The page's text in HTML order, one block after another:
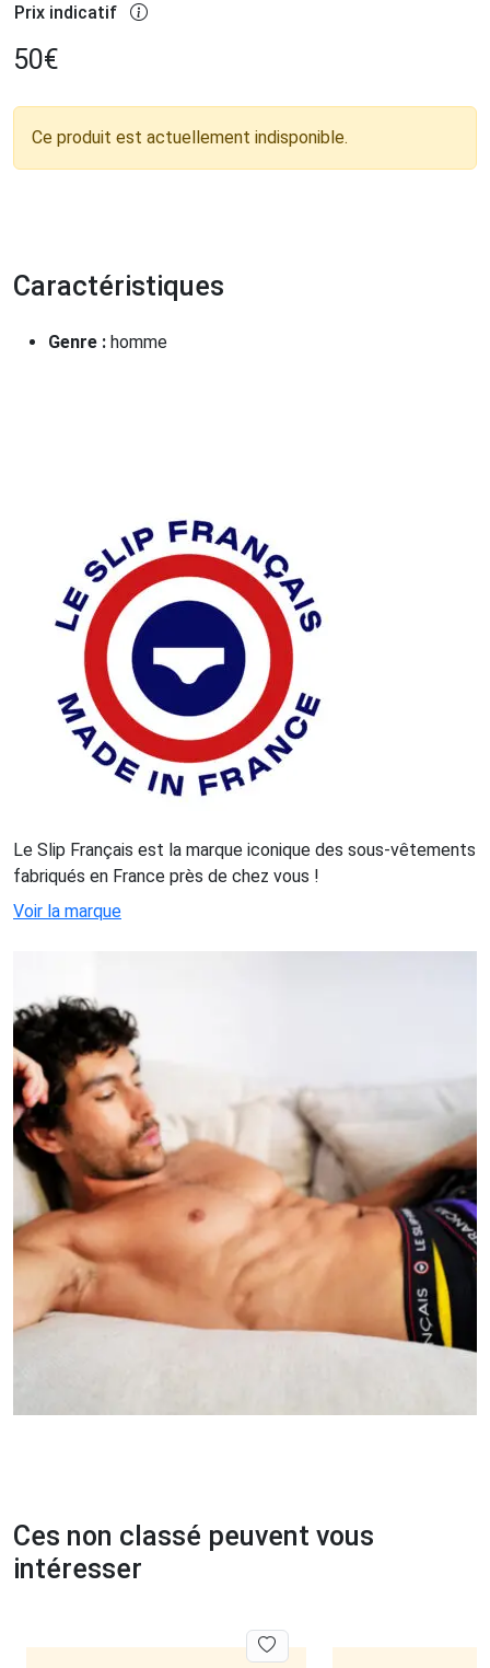
Prix indicatif
50€
Ce produit est actuellement indisponible.
Caractéristiques
Genre : homme
Le Slip Français est la marque iconique des sous-vêtements
fabriqués en France près de chez vous !
Voir la marque
Ces non classé peuvent vous
intéresser